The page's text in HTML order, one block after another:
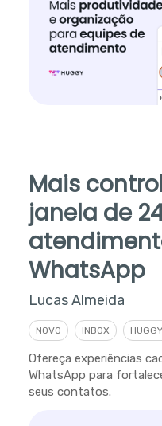
Mais
janela de
WhatsApp
Lucas Almeida
NOVO INBOX
Ofereça experiências
WhatsApp para
seus contatos.